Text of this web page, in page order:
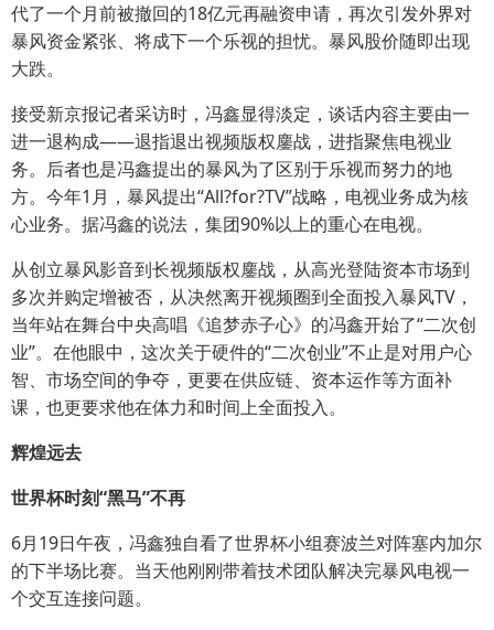
代了一个月前被撤回的18亿元再融资申请，再次引发外界对
暴风资金紧张、将成下一个乐视的担忧。暴风股价随即出现
大跌。
接受新京报记者采访时，冯鑫显得淡定，谈话内容主要由一
进一退构成——退指退出视频版权鏖战，进指聚焦电视业
务。后者也是冯鑫提出的暴风为了区别于乐视而努力的地
方。今年1月，暴风提出“All?for?TV”战略，电视业务成为核
心业务。据冯鑫的说法，集团90%以上的重心在电视。
从创立暴风影音到长视频版权鏖战，从高光登陆资本市场到
多次并购定增被否，从决然离开视频圈到全面投入暴风TV，
当年站在舞台中央高唱《追梦赤子心》的冯鑫开始了“二次创
业”。在他眼中，这次关于硬件的“二次创业”不止是对用户心
智、市场空间的争夺，更要在供应链、资本运作等方面补
课，也更要求他在体力和时间上全面投入。
辉煌远去
世界杯时刻“黑马”不再
6月19日午夜，冯鑫独自看了世界杯小组赛波兰对阵塞内加尔
的下半场比赛。当天他刚刚带着技术团队解决完暴风电视一
个交互连接问题。